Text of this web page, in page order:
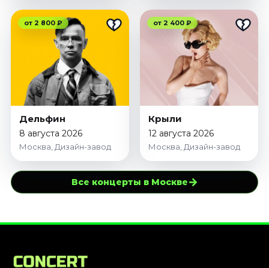
от 2 800 ₽
Дельфин
8 августа 2026
Москва, Дизайн-завод
от 2 400 ₽
Крыли
12 августа 2026
Москва, Дизайн-завод
Все концерты в Москве→